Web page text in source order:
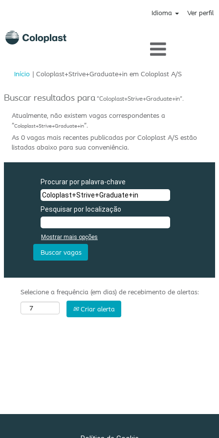
Idioma Ver perfil
Início | Coloplast+Strive+Graduate+in em Coloplast A/S(página
Buscar resultados para"Coloplast+Strive+Graduate+in".
Atualmente, não existem vagas correspondentes a
"Coloplast+Strive+Graduate+in".
As 0 vagas mais recentes publicadas por Coloplast A/S estão
listadas abaixo para sua conveniência.
Procurar por palavra-chave
Pesquisar por localização
Mostrar mais opções
Selecione a frequência (em dias) de recebimento de alertas:
Criar alerta